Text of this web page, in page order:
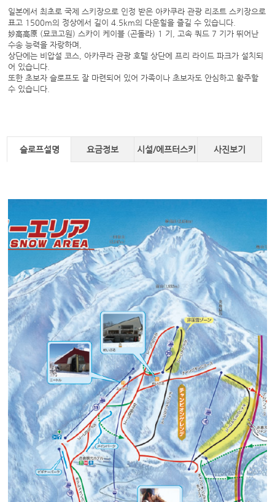
일본에서 최초로 국제 스키장으로 인정 받은 아카쿠라 관광 리조트 스키장으로
표고 1500m의 정상에서 길이 4.5km의 다운힐을 즐길 수 있습니다.
妙高高原 (묘코고원) 스카이 케이블 (곤돌라) 1 기, 고속 쿼드 7 기가 뛰어난
수송 능력을 자랑하며,
상단에는 비압설 코스, 아카쿠라 관광 호텔 상단에 프리 라이드 파크가 설치되
어 있습니다.
또한 초보자 슬로프도 잘 마련되어 있어 가족이나 초보자도 안심하고 활주할
수 있습니다.
슬로프설명 요금정보 시설/에프터스키 사진보기